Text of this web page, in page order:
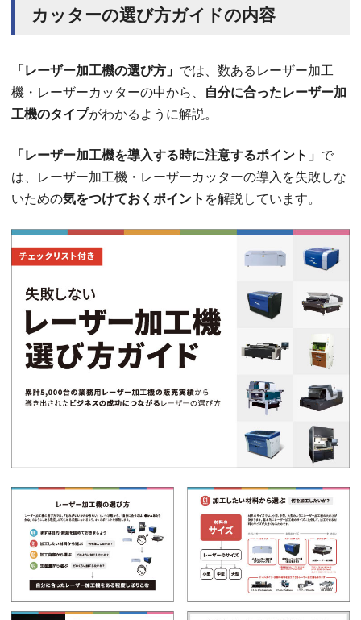
カッターの選び方ガイドの内容
「レーザー加工機の選び方」 では、数あるレーザー加工
機・レーザーカッターの中から、
自分に合ったレーザー加
工機のタイプがわかるように解説。
「レーザー加工機を導入する時に注意するポイント」 で
は、レーザー加工機・レーザーカッターの導入を失敗しな
いための気をつけておくポイント を解説しています。